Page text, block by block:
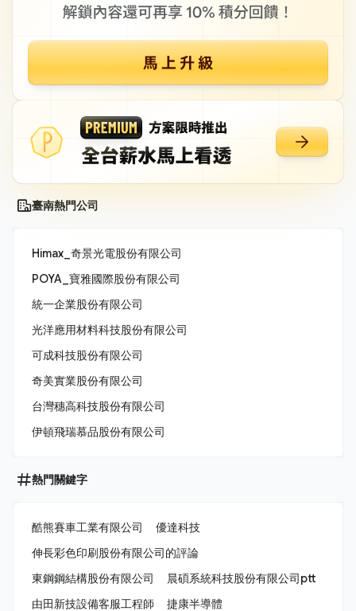
臺南熱門公司
Himax_奇景光電股份有限公司
POYA_寶雅國際股份有限公司
統一企業股份有限公司
光洋應用材料科技股份有限公司
可成科技股份有限公司
奇美實業股份有限公司
台灣穗高科技股份有限公司
伊頓飛瑞慕品股份有限公司
熱門關鍵字
酷熊賽車工業有限公司
優達科技
伸長彩色印刷股份有限公司的評論
東鋼鋼結構股份有限公司
晨碩系統科技股份有限公司ptt
由田新技設備客服工程師
捷康半導體